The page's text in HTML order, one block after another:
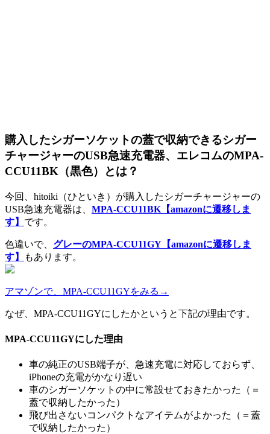
購入したシガーソケットの蓋で収納できるシガー
チャージャーのUSB急速充電器、エレコムのMPA-
CCU11BK（黒色）とは？
今回、hitoiki（ひといき）が購入したシガーチャージャーの
USB急速充電器は、 MPA-CCU11BK 【amazonに遷移しま
す】 です。
色違いで、 グレーのMPA-CCU11GY 【amazonに遷移しま
す】
もあります。
アマゾンで、MPA-CCU11GYをみる→
なぜ、MPA-CCU11GYにしたかというと下記の理由です。
MPA-CCU11GYにした理由
車の純正のUSB端子が、急速充電に対応しておらず、
iPhoneの充電がかなり遅い
車のシガーソケットの中に常設せておきたかった（＝
蓋で収納したかった）
飛び出さないコンパクトなアイテムがよかった（＝蓋
で収納したかった）